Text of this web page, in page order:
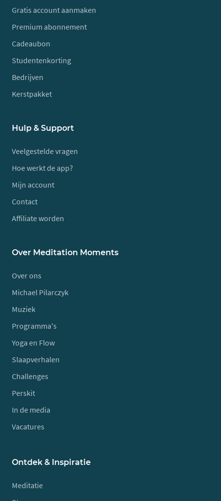
Gratis account aanmaken
Premium abonnement
Cadeaubon
Studentenkorting
Bedrijven
Kerstpakket
Hulp & Support
Veelgestelde vragen
Hoe werkt de app?
Mijn account
Contact
Affiliate worden
Over Meditation Moments
Over ons
Michael Pilarczyk
Muziek
Programma's
Yoga en Flow
Slaapverhalen
Challenges
Perskit
In de media
Vacatures
Ontdek & Inspiratie
Meditatie